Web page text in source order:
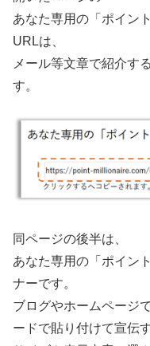
あなた専用の「ポイン
URLは、
メール等文章で紹介す
す。
同ページの後半は、
あなた専用の「ポイン
ナーです。
ブログやホームページ
ードで貼り付けて宣伝